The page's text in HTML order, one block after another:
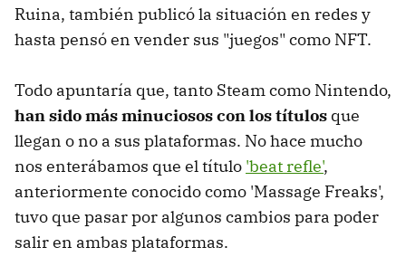
Ruina, también publicó la situación en redes y
hasta pensó en vender sus "juegos" como NFT.
Todo apuntaría que, tanto Steam como Nintendo,
han sido más minuciosos con los títulos que
llegan o no a sus plataformas. No hace mucho
nos enterábamos que el título 'beat refle',
anteriormente conocido como 'Massage Freaks',
tuvo que pasar por algunos cambios para poder
salir en ambas plataformas.